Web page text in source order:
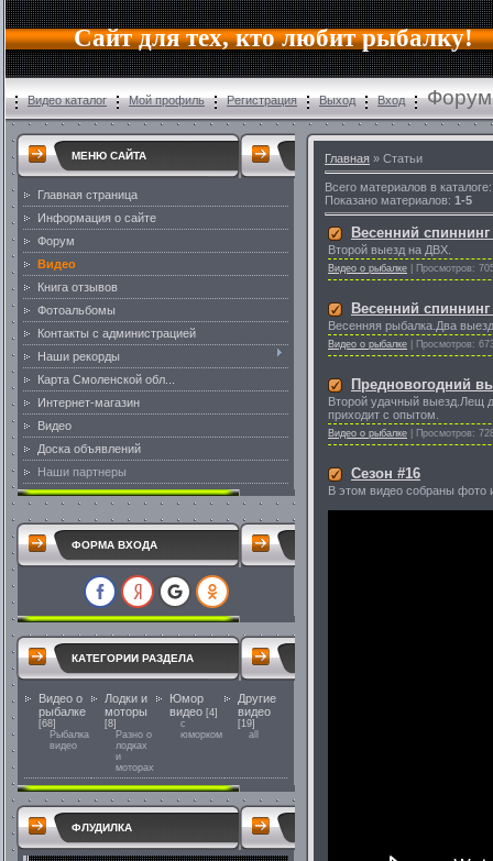
Сайт для тех, кто любит рыбалку!
Видео каталог Мой профиль Регистрация Выход Вход Форум
МЕНЮ САЙТА
Главная страница
Информация о сайте
Форум
Видео
Книга отзывов
Фотоальбомы
Контакты с администрацией
Наши рекорды
Карта Смоленской обл...
Интернет-магазин
Видео
Доска объявлений
Наши партнеры
ФОРМА ВХОДА
КАТЕГОРИИ РАЗДЕЛА
Видео о
рыбалке
[68]
Рыбалка
видео
Лодки и
моторы
[8]
Разно о
лодках
и
моторах
Юмор
видео [4]
с
юморком
Другие
видео
[19]
all
ФЛУДИЛКА
Главная » Статьи
Всего материалов в каталоге
Показано материалов: 1-5
Весенний
Второй выезд на ДВХ.
Видео о рыбалке Просмотров:
Весенний
Весенняя рыбалка.Два
Видео о рыбалке Просмотров:
Предновогодний
Второй удачный выезд.Лещ
приходит с опытом.
Видео о рыбалке Просмотров:
Сезон #16
В этом видео собраны фото